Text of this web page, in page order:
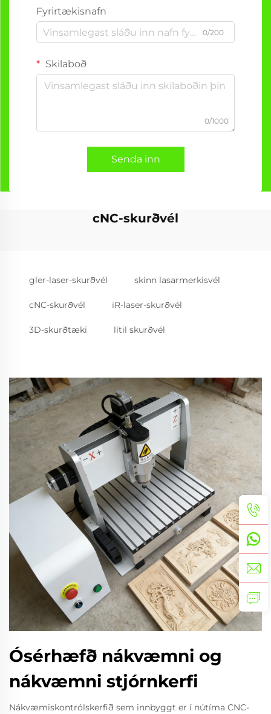
Fyrirtækisnafn
0/200
Skilaboð
0/1000
Senda inn
cNC-skurðvél
gler-laser-skurðvél skinn lasarmerkisvél
cNC-skurðvél iR-laser-skurðvél
3D-skurðtæki lítil skurðvél
Ósérhæfð nákvæmni og
nákvæmni stjórnkerfi
Nákvæmiskontrólskerfið sem innbyggt er í nútíma CNC-